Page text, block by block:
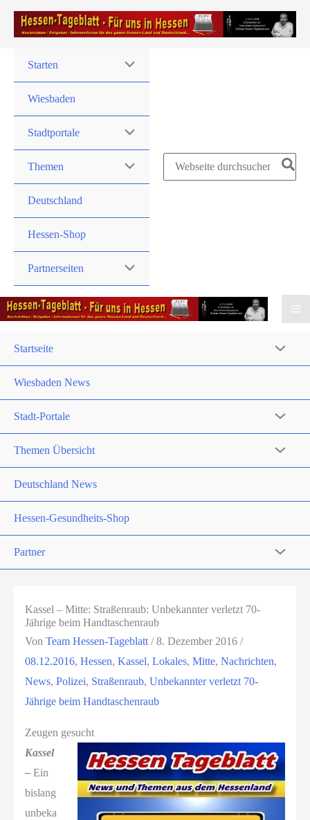
Zum
Inhalt
Starten
Wiesbaden
Stadtportale
Themen
Deutschland
Hessen-Shop
Partnerseiten
Search
Startseite
Wiesbaden News
Stadt-Portale
Themen Übersicht
Deutschland News
Hessen-Gesundheits-Shop
Partner
Kassel – Mitte: Straßenraub: Unbekannter verletzt 70-
Jährige beim Handtaschenraub
Von Team Hessen-Tageblatt /8. Dezember 2016 /
08.12.2016, Hessen, Kassel, Lokales, Mitte, Nachrichten,
News, Polizei, Straßenraub, Unbekannter verletzt 70-
Jährige beim Handtaschenraub
Zeugen gesucht
Kassel
– Ein
bislang
unbeka